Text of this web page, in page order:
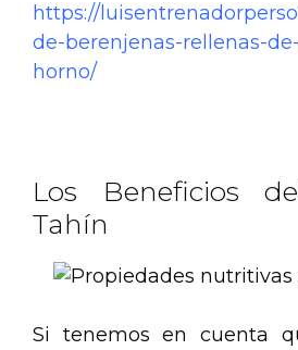
https://
de-berenjenas-rellenas-
horno/
Los Beneficios
Tahín
Si tenemos en cuenta